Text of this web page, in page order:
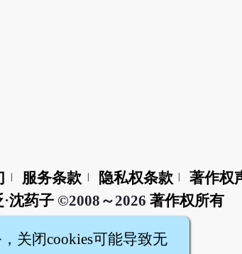
服务条款 隐私权条款
著作权
·沈药子©2008～2026 著作权所有
关闭cookies可能导致无